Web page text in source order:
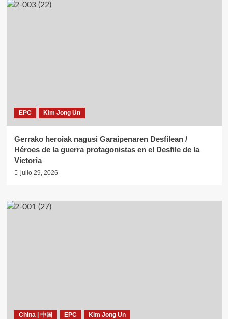
EPC Kim Jong Un
Gerrako heroiak nagusi Garaipenaren Desfilean /
Héroes de la guerra protagonistas en el Desfile de la
Victoria
julio 29, 2026
China | 中国 EPC Kim Jong Un